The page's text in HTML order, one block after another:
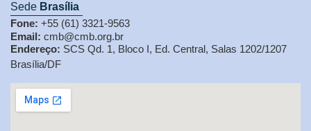
Sede Brasília
Fone: +55 (61) 3321-9563
Email: cmb@cmb.org.br
Endereço: SCS Qd. 1, Bloco I, Ed. Central, Salas 1202/1207
Brasília/DF